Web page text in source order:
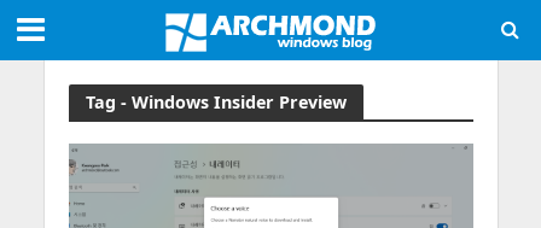
Tag - Windows Insider Preview